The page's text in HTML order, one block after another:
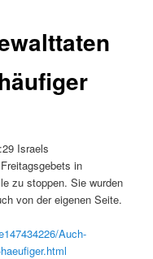
Israels
in
zu stoppen. Sie wurden
von der eigenen Seite.
Auch-